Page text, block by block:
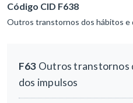
Código CID F638
Outros transtornos dos hábitos e
F63 Outros transtornos
dos impulsos